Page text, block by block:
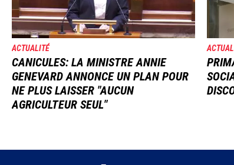
ACTUALITÉ
CANICULES: LA MINISTRE ANNIE
GENEVARD ANNONCE UN PLAN POUR
NE PLUS LAISSER "AUCUN
AGRICULTEUR SEUL"